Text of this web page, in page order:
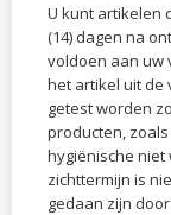
U kunt artikelen
(14) dagen na
voldoen aan uw
het artikel uit de
getest worden
producten,
hygiënische
zichttermijn is
gedaan zijn